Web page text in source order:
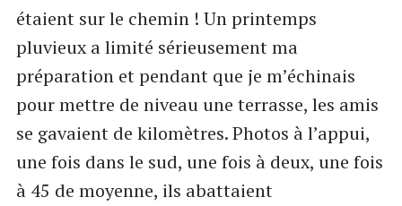
étaient sur le chemin ! Un printemps
pluvieux a limité sérieusement ma
préparation et pendant que je m’échinais
pour mettre de niveau une terrasse, les amis
se gavaient de kilomètres. Photos à l’appui,
une fois dans le sud, une fois à deux, une fois
à 45 de moyenne, ils abattaient